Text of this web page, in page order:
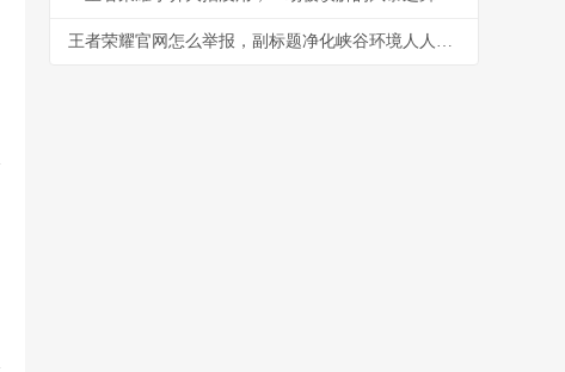
王者荣耀官网怎么举报，副标题净化峡谷环境人人有责